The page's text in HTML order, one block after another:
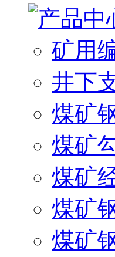
矿用
井下
煤矿
煤矿
煤矿
煤矿
煤矿